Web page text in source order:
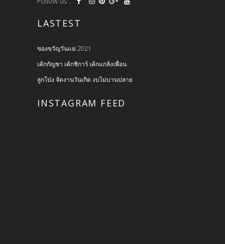
LASTEST
ของขวัญวันแม่ 2021
เค้กกัญชา เค้กชิการ์ เค้กแกล้งเพื่อน
ลูกโป่ง จัดงานวันเกิด งบไม่บานปลาย
INSTAGRAM FEED